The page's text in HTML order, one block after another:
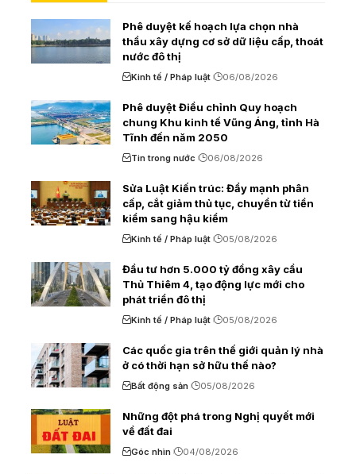
Phê duyệt kế hoạch lựa chọn nhà
thầu xây dựng cơ sở dữ liệu cấp, thoát
nước đô thị
Kinh tế / Pháp luật 06/08/2026
Phê duyệt Điều chỉnh Quy hoạch
chung Khu kinh tế Vũng Áng, tỉnh Hà
Tĩnh đến năm 2050
Tin trong nước 06/08/2026
Sửa Luật Kiến trúc: Đẩy mạnh phân
cấp, cắt giảm thủ tục, chuyển từ tiền
kiểm sang hậu kiểm
Kinh tế / Pháp luật 05/08/2026
Đầu tư hơn 5.000 tỷ đồng xây cầu
Thủ Thiêm 4, tạo động lực mới cho
phát triển đô thị
Kinh tế / Pháp luật 05/08/2026
Các quốc gia trên thế giới quản lý nhà
ở có thời hạn sở hữu thế nào?
Bất động sản 05/08/2026
Những đột phá trong Nghị quyết mới
về đất đai
Góc nhìn 04/08/2026